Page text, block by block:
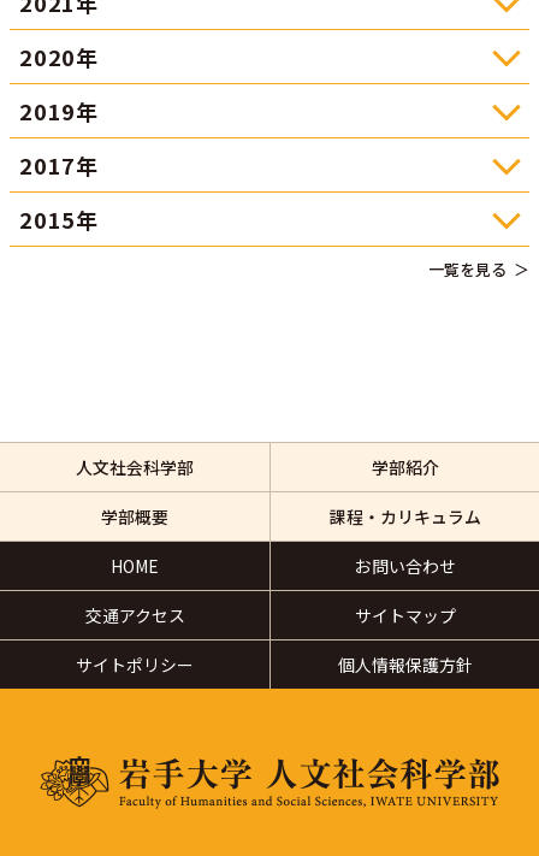
2020年
2019年
2017年
2015年
一覧を見る
人文社会科学部 学部紹介
学部概要 課程・カリキュラム
HOME お問い合わせ
交通アクセス サイトマップ
サイトポリシー 個人情報保護方針